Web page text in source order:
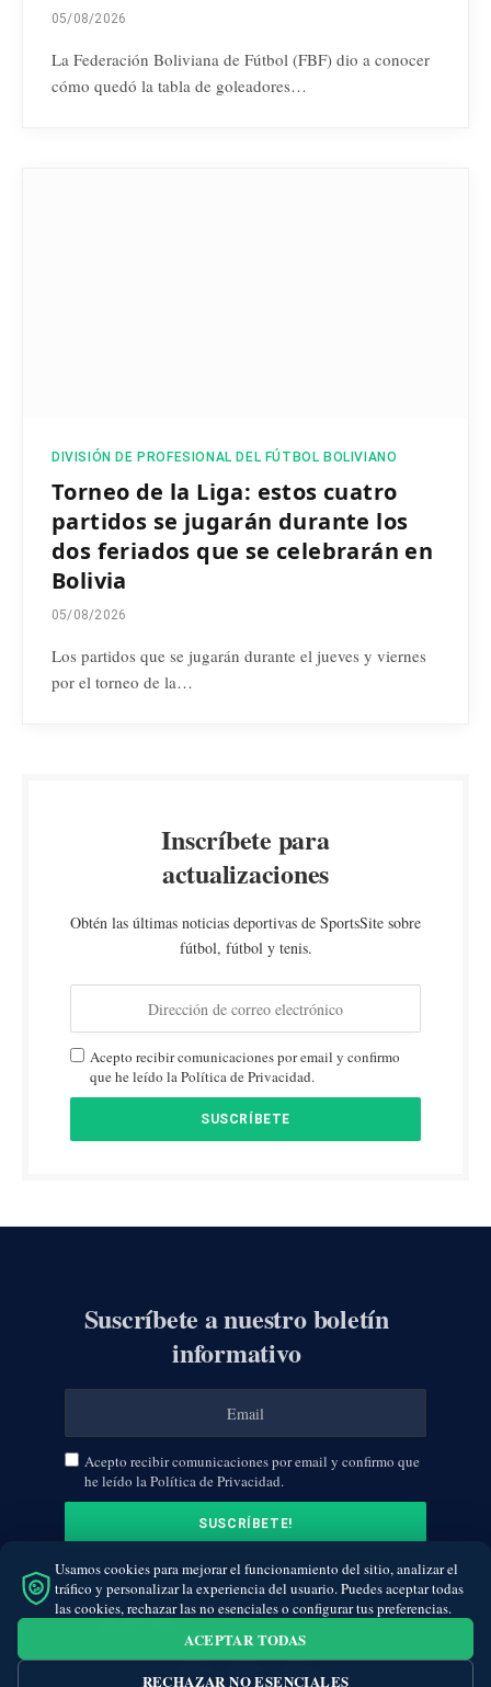
05/08/2026
La Federación Boliviana de Fútbol (FBF) dio a conocer
cómo quedó la tabla de goleadores…
DIVISIÓN DE PROFESIONAL DEL FÚTBOL BOLIVIANO
Torneo de la Liga: estos cuatro
partidos se jugarán durante los
dos feriados que se celebrarán en
Bolivia
05/08/2026
Los partidos que se jugarán durante el jueves y viernes
por el torneo de la…
Inscríbete para
actualizaciones
Obtén las últimas noticias deportivas de SportsSite sobre
fútbol, fútbol y tenis.
Acepto recibir comunicaciones por email y confirmo
que he leído la Política de Privacidad.
Suscríbete a nuestro boletín
informativo
Acepto recibir comunicaciones por email y confirmo que
he leído la Política de Privacidad.
Usamos cookies para mejorar el funcionamiento del sitio, analizar el
tráfico y personalizar la experiencia del usuario. Puedes aceptar todas
las cookies, rechazar las no esenciales o configurar tus preferencias.
ACEPTAR TODAS
RECHAZAR NO ESENCIALES